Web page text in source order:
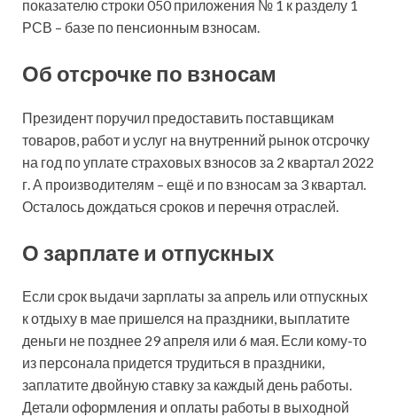
показателю строки 050 приложения № 1 к разделу 1
РСВ – базе по пенсионным взносам.
Об отсрочке по взносам
Президент поручил предоставить поставщикам
товаров, работ и услуг на внутренний рынок отсрочку
на год по уплате страховых взносов за 2 квартал 2022
г. А производителям – ещё и по взносам за 3 квартал.
Осталось дождаться сроков и перечня отраслей.
О зарплате и отпускных
Если срок выдачи зарплаты за апрель или отпускных
к отдыху в мае пришелся на праздники, выплатите
деньги не позднее 29 апреля или 6 мая. Если кому-то
из персонала придется трудиться в праздники,
заплатите двойную ставку за каждый день работы.
Детали оформления и оплаты работы в выходной